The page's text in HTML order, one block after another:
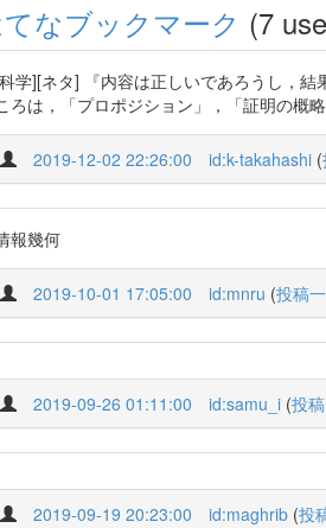
なブックマーク (7
学][ネタ] 『内容は正しいであろうし，
ろは，「プロポジション」，「証明の概略
2019-12-02 22:26:00 id:k-takahashi (
報幾何
2019-10-01 17:05:00 id:mnru (投稿
2019-09-26 01:11:00 id:samu_i (投
2019-09-19 20:23:00 id:maghrib (投